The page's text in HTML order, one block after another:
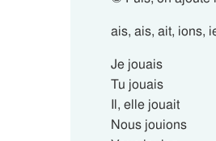
ais, ais, ait, ions,
Je jouais
Tu jouais
Il, elle jouait
Nous jouions